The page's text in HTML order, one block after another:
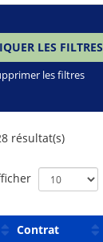
les filtres
LES FILTRES
résultat(s)
Contrat